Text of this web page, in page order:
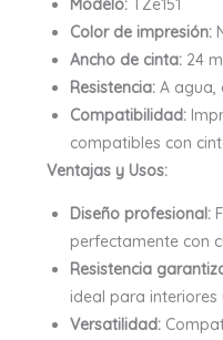
Modelo: TZe151
Color de impresión:
Ancho de cinta: 24
Resistencia: A agua,
Compatibilidad:
compatibles con
Ventajas y Usos:
Diseño profesional:
perfectamente con
Resistencia
ideal para interiores
Versatilidad: